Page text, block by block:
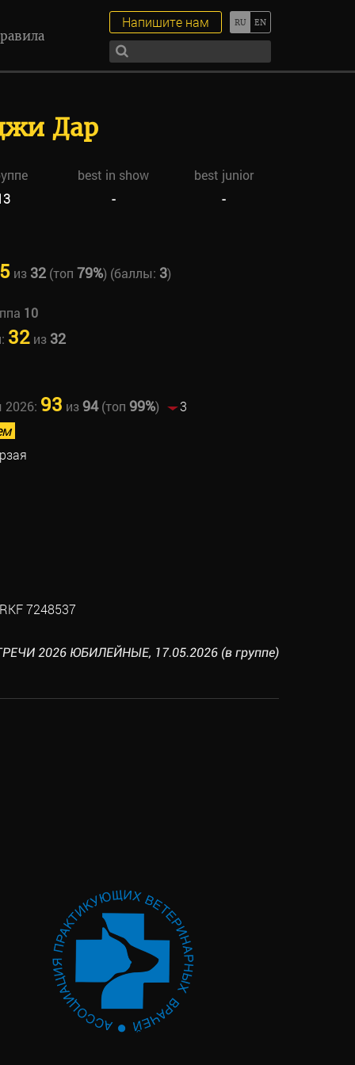
Напишите нам
Дар
best in show
best junior
- -
из 32(топ 79%) (баллы: 3)
10
32из 32
2026: 93 из94(топ 99%)
3
7248537
2026 ЮБИЛЕЙНЫЕ, 17.05.2026 (в группе)